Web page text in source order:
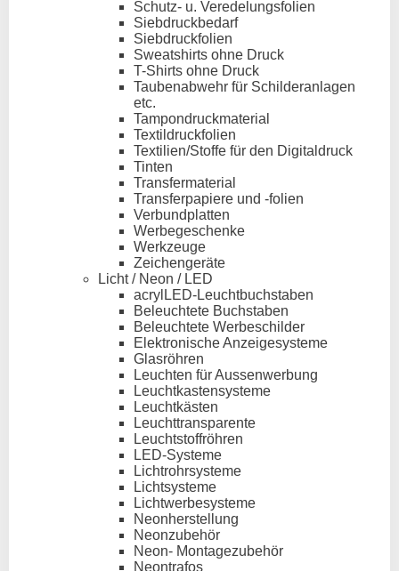
Schutz- u. Veredelungsfolien
Siebdruckbedarf
Siebdruckfolien
Sweatshirts ohne Druck
T-Shirts ohne Druck
Taubenabwehr für Schilderanlagen
etc.
Tampondruckmaterial
Textildruckfolien
Textilien/Stoffe für den Digitaldruck
Tinten
Transfermaterial
Transferpapiere und -folien
Verbundplatten
Werbegeschenke
Werkzeuge
Zeichengeräte
Licht / Neon / LED
acrylLED-Leuchtbuchstaben
Beleuchtete Buchstaben
Beleuchtete Werbeschilder
Elektronische Anzeigesysteme
Glasröhren
Leuchten für Aussenwerbung
Leuchtkastensysteme
Leuchtkästen
Leuchttransparente
Leuchtstoffröhren
LED-Systeme
Lichtrohrsysteme
Lichtsysteme
Lichtwerbesysteme
Neonherstellung
Neonzubehör
Neon- Montagezubehör
Neontrafos